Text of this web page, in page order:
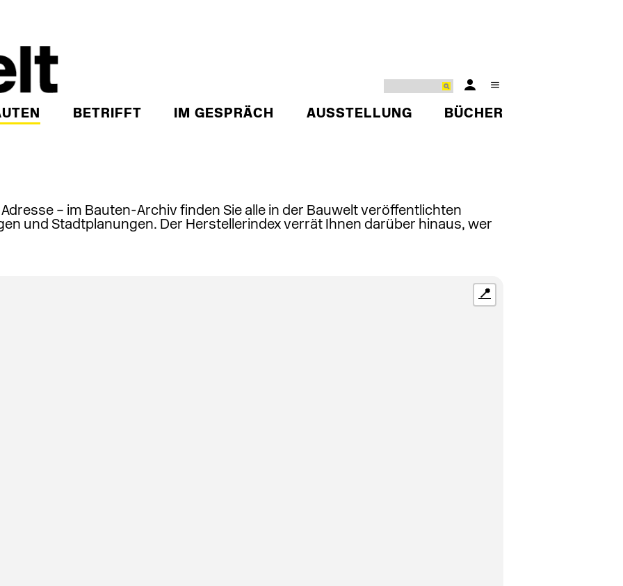
BETRIFFT IM GESPRÄCH AUSSTELLUNG BÜCHER
– im Bauten-Archiv finden Sie alle in der Bauwelt veröffentlichten
und Stadtplanungen. Der Herstellerindex verrät Ihnen darüber hinaus, wer
📍